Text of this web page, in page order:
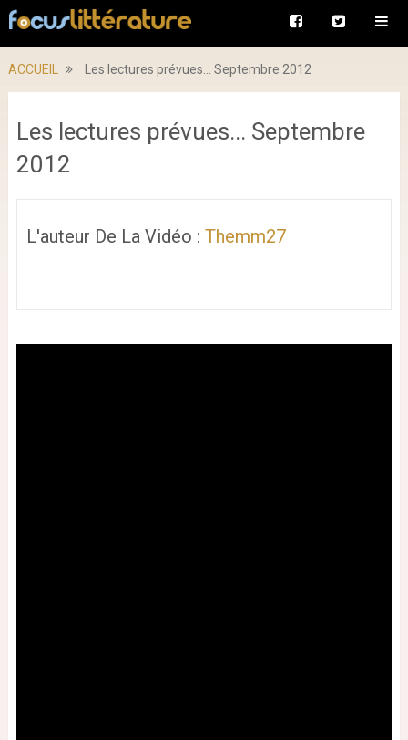
ACCUEIL Les lectures prévues... Septembre 2012
Les lectures prévues... Septembre
2012
L'auteur De La Vidéo : Themm27